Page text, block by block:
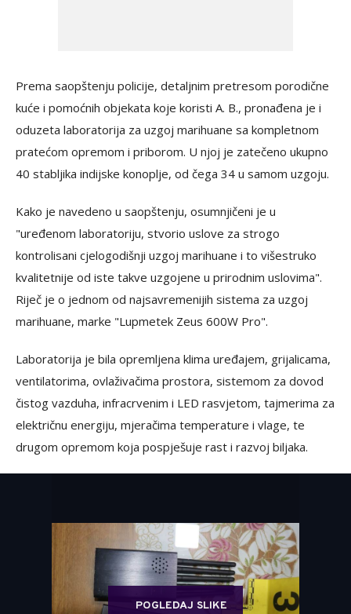
Prema saopštenju policije, detaljnim pretresom porodične
kuće i pomoćnih objekata koje koristi A. B., pronađena je i
oduzeta laboratorija za uzgoj marihuane sa kompletnom
pratećom opremom i priborom. U njoj je zatečeno ukupno
40 stabljika indijske konoplje, od čega 34 u samom uzgoju.
Kako je navedeno u saopštenju, osumnjičeni je u
"uređenom laboratoriju, stvorio uslove za strogo
kontrolisani cjelogodišnji uzgoj marihuane i to višestruko
kvalitetnije od iste takve uzgojene u prirodnim uslovima".
Riječ je o jednom od najsavremenijih sistema za uzgoj
marihuane, marke "Lupmetek Zeus 600W Pro".
Laboratorija je bila opremljena klima uređajem, grijalicama,
ventilatorima, ovlaživačima prostora, sistemom za dovod
čistog vazduha, infracrvenim i LED rasvjetom, tajmerima za
električnu energiju, mjeračima temperature i vlage, te
drugom opremom koja pospješuje rast i razvoj biljaka.
POGLEDAJ SLIKE